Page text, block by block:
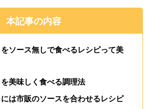
本記事の内容
ソース無しで食べるレシピって美
美味しく食べる調理法
は市販のソースを合わせるレシピ